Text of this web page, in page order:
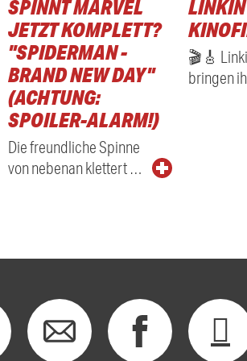
SPINNT MARVEL
JETZT KOMPLETT?
"SPIDERMAN -
BRAND NEW DAY"
(ACHTUNG:
SPOILER-ALARM!)
Die freundliche Spinne
von nebenan klettert …
🎬🎸
bringen